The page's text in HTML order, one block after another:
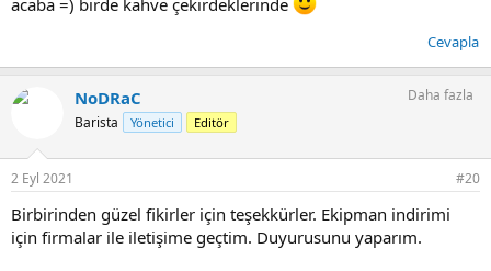
Cevapla
NoDRaC
Barista Yönetici Editör
Daha fazla
2 Eyl 2021 #20
Birbirinden güzel fikirler için teşekkürler. Ekipman indirimi
için firmalar ile iletişime geçtim. Duyurusunu yaparım.